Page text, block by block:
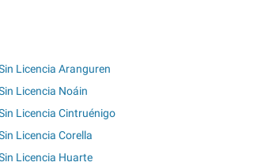
Licencia Aranguren
Licencia Noáin
Licencia Cintruénigo
Licencia Corella
Licencia Huarte